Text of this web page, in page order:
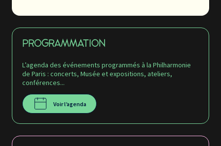
PROGRAMMATION
L’agenda des événements programmés à la Philharmonie
de Paris : concerts, Musée et expositions, ateliers,
conférences...
Voir l’agenda
Retrouvez la Philharmonie de Paris sur